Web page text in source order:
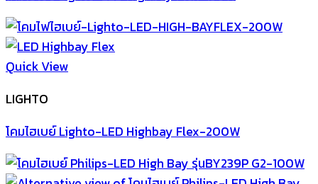
Quick View
LIGHTO
โคมไฮเบย์ Lighto-LED Highbay Flex-200W